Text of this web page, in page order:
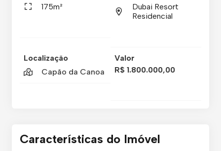
175m²
Dubai Resort
Residencial
Localização
Capão da Canoa
Valor
R$ 1.800.000,00
Características do Imóvel